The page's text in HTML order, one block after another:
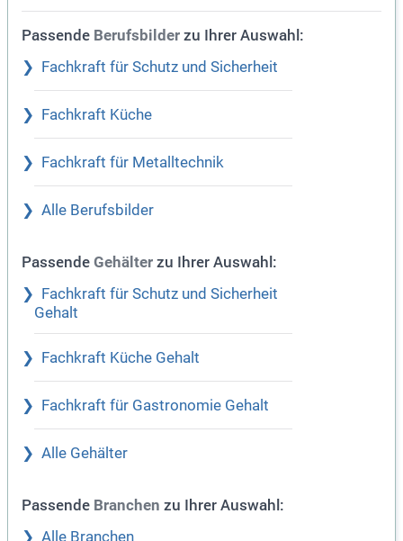
Passende Berufsbilder zu Ihrer Auswahl:
Fachkraft für Schutz und Sicherheit
Fachkraft Küche
Fachkraft für Metalltechnik
Alle Berufsbilder
Passende Gehälter zu Ihrer Auswahl:
Fachkraft für Schutz und Sicherheit
Gehalt
Fachkraft Küche Gehalt
Fachkraft für Gastronomie Gehalt
Alle Gehälter
Passende Branchen zu Ihrer Auswahl:
Alle Branchen